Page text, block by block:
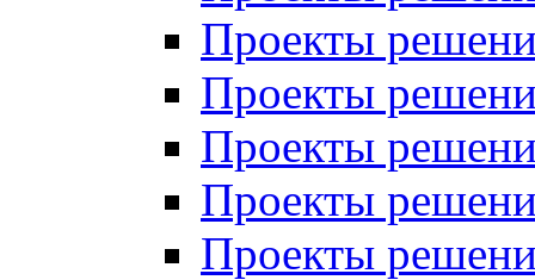
Проекты
Проекты
Проекты
Проекты
Проекты